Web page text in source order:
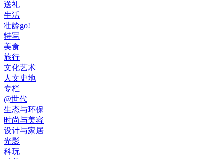
送礼
生活
壮龄go!
特写
美食
旅行
文化艺术
人文史地
专栏
@世代
生态与环保
时尚与美容
设计与家居
光影
科玩